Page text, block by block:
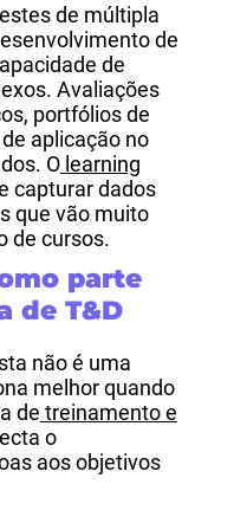
de múltipla
de
de
Avaliações
portfólios de
aplicação no
O learning
capturar dados
que vão muito
de cursos.
parte
de T&D
não é uma
melhor quando
de treinamento e
o
aos objetivos